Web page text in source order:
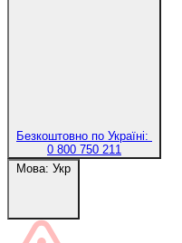
Безкоштовно по Україні:
0 800 750 211
Мова: Укр